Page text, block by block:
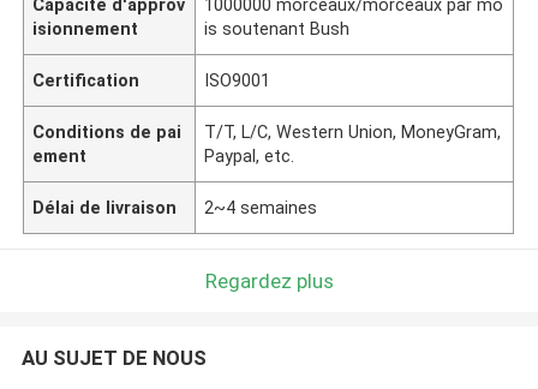
Capacité d'approv
isionnement
1000000 morceaux/morceaux par mo
is soutenant Bush
Certification ISO9001
Conditions de pai
ement
T/T, L/C, Western Union, MoneyGram,
Paypal, etc.
Délai de livraison 2~4 semaines
Regardez plus
AU SUJET DE NOUS